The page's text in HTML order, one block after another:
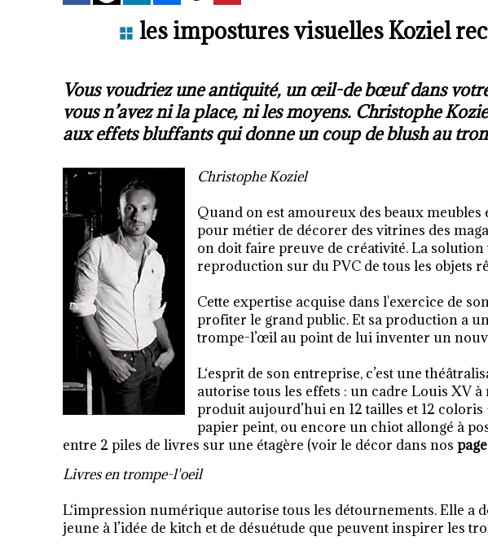
les impostures visuelles Koziel
Vous voudriez une antiquité, un œil-de bœuf dans
vous n’avez ni la place, ni les moyens. Christophe
aux effets bluffants qui donne un coup de blush au
Christophe Koziel
Quand on est amoureux des beaux meubles
pour métier de décorer des vitrines des
on doit faire preuve de créativité. La
reproduction sur du PVC de tous les objets
Cette expertise acquise dans l'exercice de
profiter le grand public. Et sa production a
trompe-l’œil au point de lui inventer un
L‘esprit de son entreprise, c’est une
autorise tous les effets : un cadre Louis XV
produit aujourd’hui en 12 tailles et 12
papier peint, ou encore un chiot allongé à
entre 2 piles de livres sur une étagère (voir le décor dans nos
Livres en trompe-l'oeil
L‘impression numérique autorise tous les détournements. Elle a
jeune à l’idée de kitch et de désuétude que peuvent inspirer les